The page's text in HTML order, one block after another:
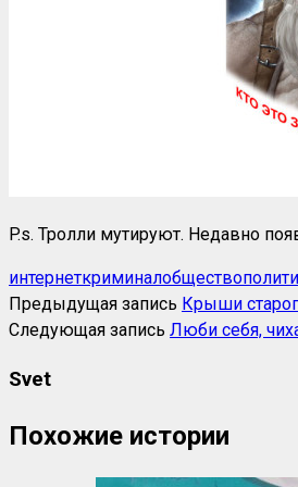
P.s. Тролли мутируют. Недавно
интернеткриминалобщество
Предыдущая запись Крыши
Следующая запись Люби себя,
Svet
Похожие истории